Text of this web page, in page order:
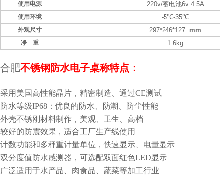
使用电源 220v/蓄电池6v 4.5A
使用环境 -5℃-35℃
外观尺寸 297*246*127 mm
净 重 1.6kg
合肥不锈钢防水电子桌称特点：
采用美国高性能晶片，精密制造、通过CE测试
防水等级IP68：优良的防水、防潮、防尘性能
外壳不锈刚材料制作，美观、卫生、高档
较好的防震效果，适合工厂生产线使用
计数功能和多秤重计量单位，快速显示、电量显示
双分度值防水感测器，可选配双面红色LED显示
广泛适用于水产品、肉食品、蔬菜等加工行业